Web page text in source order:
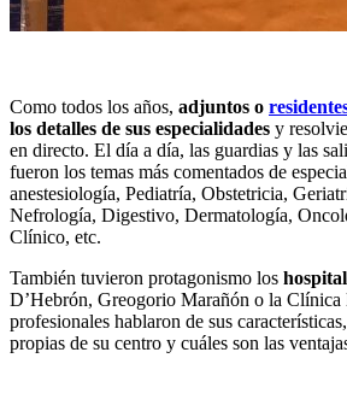
Como todos los años, adjuntos o
los detalles de sus especialidades y
en directo. El día a día, las guardias y las
fueron los temas más comentados de
anestesiología, Pediatría, Obstetricia,
Nefrología, Digestivo, Dermatología,
Clínico, etc.
También tuvieron protagonismo los
D’Hebrón, Greogorio Marañón o la Clínica
profesionales hablaron de sus
propias de su centro y cuáles son las